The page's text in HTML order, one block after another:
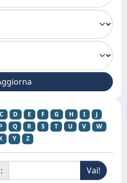
C D E F G H I
J
Q R S T U V
W
Y Z